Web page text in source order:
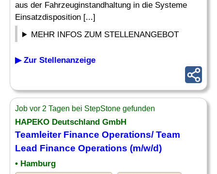
aus der Fahrzeuginstandhaltung in die Systeme
Einsatzdisposition [...]
MEHR INFOS ZUM STELLENANGEBOT
▶ Zur Stellenanzeige
Job vor 2 Tagen bei StepStone gefunden
HAPEKO Deutschland GmbH
Teamleiter Finance Operations/ Team
Lead Finance Operations (m/w/d)
• Hamburg